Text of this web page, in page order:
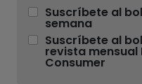
Suscríbete al
semana
Suscríbete al
revista mensual
Consumer